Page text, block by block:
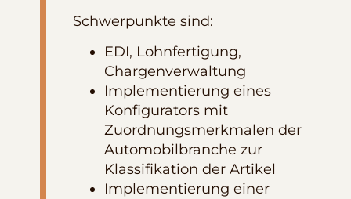
Schwerpunkte sind:
EDI, Lohnfertigung,
Chargenverwaltung
Implementierung eines
Konfigurators mit
Zuordnungsmerkmalen der
Automobilbranche zur
Klassifikation der Artikel
Implementierung einer